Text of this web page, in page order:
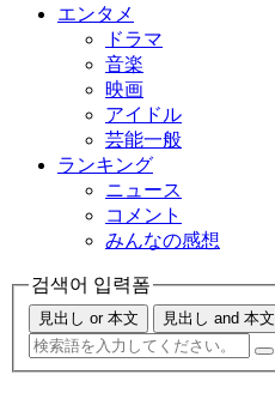
エンタメ
ドラマ
音楽
映画
アイドル
芸能一般
ランキング
ニュース
コメント
みんなの感想
검색어 입력폼
見出し or 本文 見出し and 本文